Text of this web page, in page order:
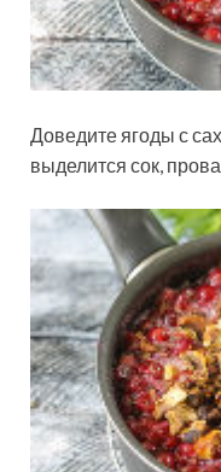
Доведите ягоды с
выделится сок,